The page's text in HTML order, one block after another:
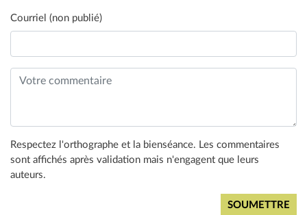
Courriel (non publié)
Respectez l'orthographe et la bienséance. Les commentaires
sont affichés après validation mais n'engagent que leurs
auteurs.